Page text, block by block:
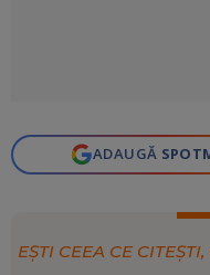
ADAUGĂ
EȘTI CEEA CE